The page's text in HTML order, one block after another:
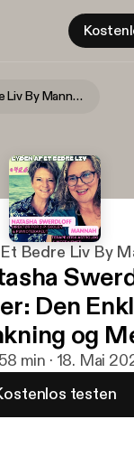
Lyden Af Et Bedre Liv By Mannah
Bedre Liv By
Den
og
58 min · 18. Mai
testen